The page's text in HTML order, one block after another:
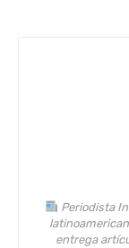
Periodista
entrega